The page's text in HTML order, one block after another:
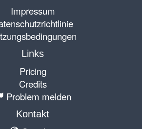
Impressum
Links
Pricing
Credits
Problem melden
Kontakt